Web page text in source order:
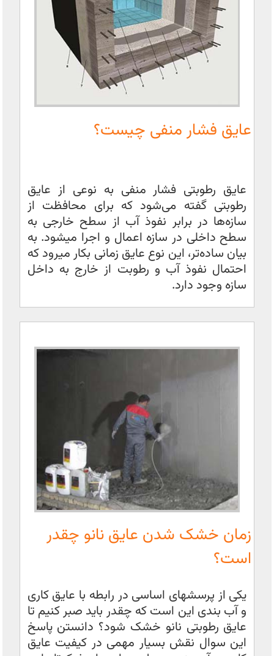
عایق فشار منفی چیست؟
عایق رطوبتی فشار منفی به نوعی از عایق
رطوبتی گفته می‌شود که برای محافظت از
سازه‌ها در برابر نفوذ آب از سطح خارجی به
سطح داخلی در سازه اعمال و اجرا میشود. به
بیان ساده‌تر، این نوع عایق زمانی بکار میرود که
احتمال نفوذ آب و رطوبت از خارج به داخل
سازه وجود دارد.
زمان خشک شدن عایق نانو چقدر
است؟
یکی از پرسشهای اساسی در رابطه با عایق کاری
و آب بندی این است که چقدر باید صبر کنیم تا
عایق رطوبتی نانو خشک شود؟ دانستن پاسخ
این سوال نقش بسیار مهمی در کیفیت عایق